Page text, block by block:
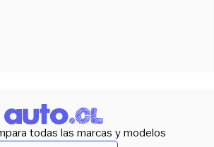
todas las marcas y modelos